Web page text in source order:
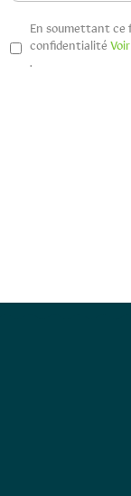
Privacy *
En soumettant ce
confidentialité
.